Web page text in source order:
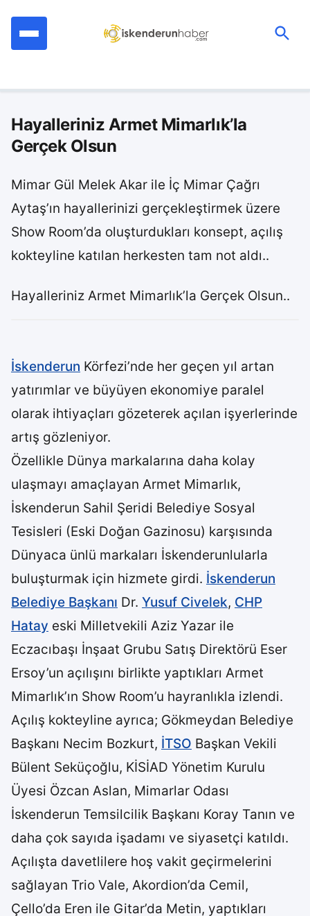
Hayalleriniz Armet Mimarlık’la
Gerçek Olsun
Mimar Gül Melek Akar ile İç Mimar Çağrı
Aytaş’ın hayallerinizi gerçekleştirmek üzere
Show Room’da oluşturdukları konsept, açılış
kokteyline katılan herkesten tam not aldı..
Hayalleriniz Armet Mimarlık’la Gerçek Olsun..
İskenderun Körfezi’nde her geçen yıl artan
yatırımlar ve büyüyen ekonomiye paralel
olarak ihtiyaçları gözeterek açılan işyerlerinde
artış gözleniyor.
Özellikle Dünya markalarına daha kolay
ulaşmayı amaçlayan Armet Mimarlık,
İskenderun Sahil Şeridi Belediye Sosyal
Tesisleri (Eski Doğan Gazinosu) karşısında
Dünyaca ünlü markaları İskenderunlularla
buluşturmak için hizmete girdi. İskenderun
Belediye Başkanı Dr. Yusuf Civelek, CHP
Hatay eski Milletvekili Aziz Yazar ile
Eczacıbaşı İnşaat Grubu Satış Direktörü Eser
Ersoy’un açılışını birlikte yaptıkları Armet
Mimarlık’ın Show Room’u hayranlıkla izlendi.
Açılış kokteyline ayrıca; Gökmeydan Belediye
Başkanı Necim Bozkurt, İTSO Başkan Vekili
Bülent Seküçoğlu, KİSİAD Yönetim Kurulu
Üyesi Özcan Aslan, Mimarlar Odası
İskenderun Temsilcilik Başkanı Koray Tanın ve
daha çok sayıda işadamı ve siyasetçi katıldı.
Açılışta davetlilere hoş vakit geçirmelerini
sağlayan Trio Vale, Akordion’da Cemil,
Çello’da Eren ile Gitar’da Metin, yaptıkları